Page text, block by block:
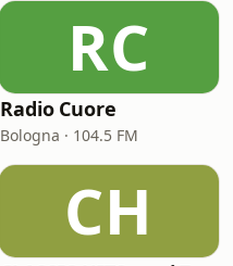
RC
Radio Cuore
Bologna · 104.5 FM
CH